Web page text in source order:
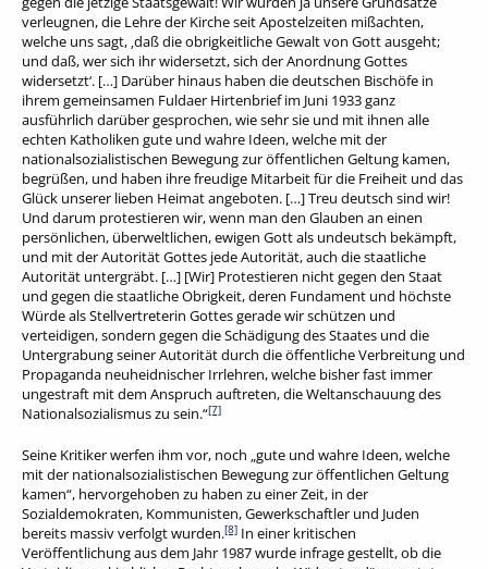
verleugnen, die Lehre der Kirche seit Apostelzeiten mißachten,
welche uns sagt, ‚daß die obrigkeitliche Gewalt von Gott ausgeht;
und daß, wer sich ihr widersetzt, sich der Anordnung Gottes
widersetzt‘. […] Darüber hinaus haben die deutschen Bischöfe in
ihrem gemeinsamen Fuldaer Hirtenbrief im Juni 1933 ganz
ausführlich darüber gesprochen, wie sehr sie und mit ihnen alle
echten Katholiken gute und wahre Ideen, welche mit der
nationalsozialistischen Bewegung zur öffentlichen Geltung kamen,
begrüßen, und haben ihre freudige Mitarbeit für die Freiheit und das
Glück unserer lieben Heimat angeboten. […] Treu deutsch sind wir!
Und darum protestieren wir, wenn man den Glauben an einen
persönlichen, überweltlichen, ewigen Gott als undeutsch bekämpft,
und mit der Autorität Gottes jede Autorität, auch die staatliche
Autorität untergräbt. […] [Wir] Protestieren nicht gegen den Staat
und gegen die staatliche Obrigkeit, deren Fundament und höchste
Würde als Stellvertreterin Gottes gerade wir schützen und
verteidigen, sondern gegen die Schädigung des Staates und die
Untergrabung seiner Autorität durch die öffentliche Verbreitung und
Propaganda neuheidnischer Irrlehren, welche bisher fast immer
ungestraft mit dem Anspruch auftreten, die Weltanschauung des
Nationalsozialismus zu sein.“[7]
Seine Kritiker werfen ihm vor, noch „gute und wahre Ideen, welche
mit der nationalsozialistischen Bewegung zur öffentlichen Geltung
kamen“, hervorgehoben zu haben zu einer Zeit, in der
Sozialdemokraten, Kommunisten, Gewerkschaftler und Juden
bereits massiv verfolgt wurden.[8] In einer kritischen
Veröffentlichung aus dem Jahr 1987 wurde infrage gestellt, ob die